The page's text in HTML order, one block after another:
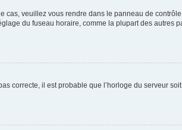
veuillez vous rendre dans le panneau de
du fuseau horaire, comme la plupart des autres
correcte, il est probable que l’horloge du serveur